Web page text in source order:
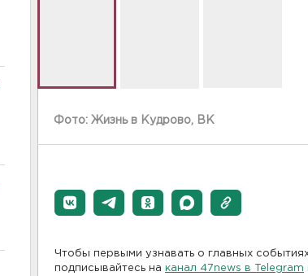
Фото: Жизнь в Кудрово, ВК
Чтобы первыми узнавать о главных
подписывайтесь на канал 47news в Telegram